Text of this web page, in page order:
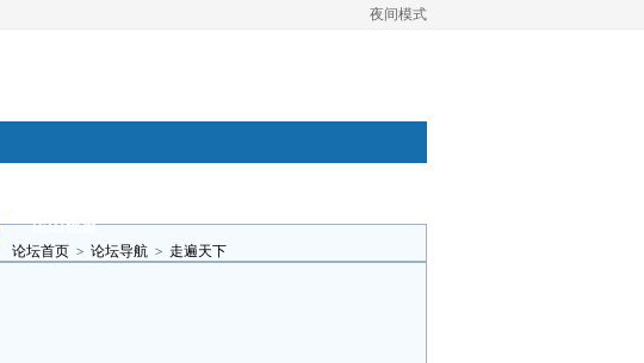
夜间模式
昆山视窗
论坛首页 > 论坛导航 > 走遍天下